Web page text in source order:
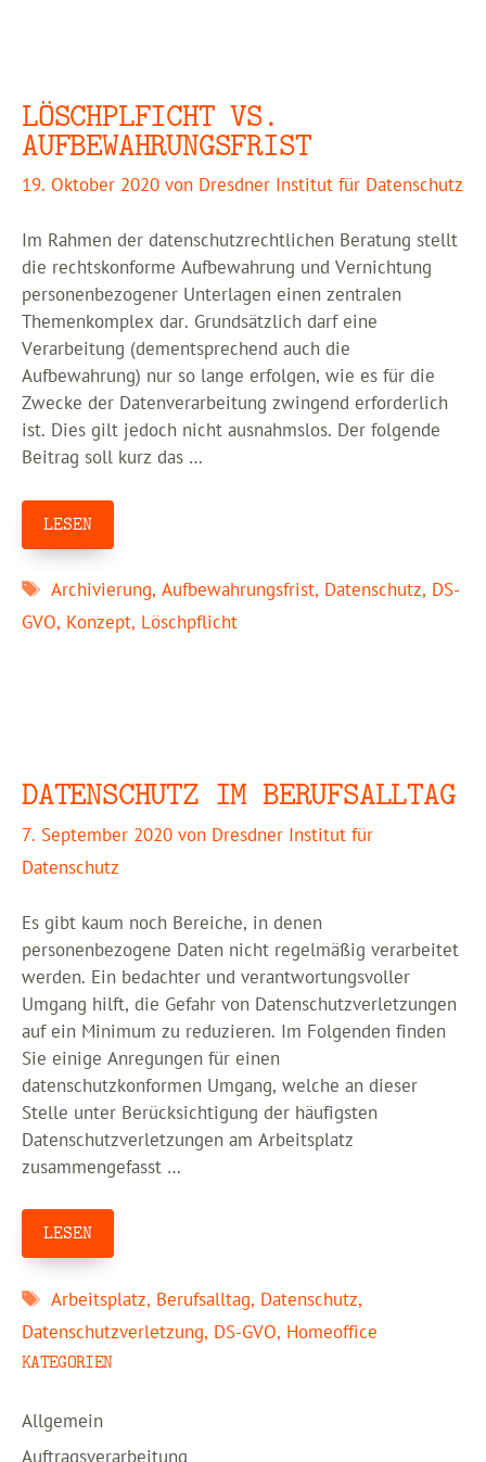
LÖSCHPLFICHT VS.
AUFBEWAHRUNGSFRIST
19. Oktober 2020 von Dresdner Institut für Datenschutz
Im Rahmen der datenschutzrechtlichen Beratung stellt
die rechtskonforme Aufbewahrung und Vernichtung
personenbezogener Unterlagen einen zentralen
Themenkomplex dar. Grundsätzlich darf eine
Verarbeitung (dementsprechend auch die
Aufbewahrung) nur so lange erfolgen, wie es für die
Zwecke der Datenverarbeitung zwingend erforderlich
ist. Dies gilt jedoch nicht ausnahmslos. Der folgende
Beitrag soll kurz das …
LESEN
Schlagwörter
Archivierung,Aufbewahrungsfrist, Datenschutz, DS-
GVO, Konzept, Löschpflicht
DATENSCHUTZ IM BERUFSALLTAG
7. September 2020 von Dresdner Institut für
Datenschutz
Es gibt kaum noch Bereiche, in denen
personenbezogene Daten nicht regelmäßig verarbeitet
werden. Ein bedachter und verantwortungsvoller
Umgang hilft, die Gefahr von Datenschutzverletzungen
auf ein Minimum zu reduzieren. Im Folgenden finden
Sie einige Anregungen für einen
datenschutzkonformen Umgang, welche an dieser
Stelle unter Berücksichtigung der häufigsten
Datenschutzverletzungen am Arbeitsplatz
zusammengefasst …
LESEN
Schlagwörter
Arbeitsplatz, Berufsalltag, Datenschutz,
Datenschutzverletzung, DS-GVO, Homeoffice
KATEGORIEN
Allgemein